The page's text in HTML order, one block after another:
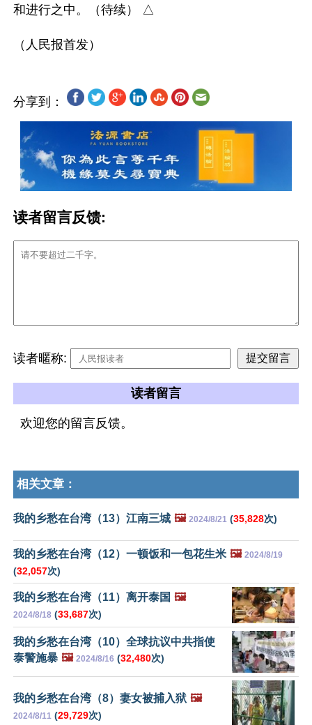
和进行之中。（待续） △
分享到：
读者留言反馈:
读者暱称:
读者留言
欢迎您的留言反馈。
相关文章：
我的乡愁在台湾（13）江南三城 🖼️ 2024/8/21 (35,828次)
我的乡愁在台湾（12）一顿饭和一包花生米 🖼️ 2024/8/19
(32,057次)
我的乡愁在台湾（11）离开泰国 🖼️
2024/8/18 (33,687次)
我的乡愁在台湾（10）全球抗议中共指使
泰警施暴 🖼️ 2024/8/16 (32,480次)
我的乡愁在台湾（8）妻女被捕入狱 🖼️
2024/8/11 (29,729次)